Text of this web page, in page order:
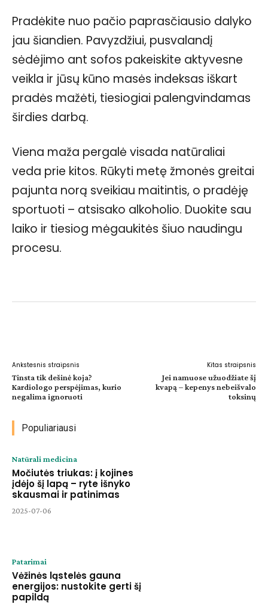
Pradėkite nuo pačio paprasčiausio dalyko
jau šiandien. Pavyzdžiui, pusvalandį
sėdėjimo ant sofos pakeiskite aktyvesne
veikla ir jūsų kūno masės indeksas iškart
pradės mažėti, tiesiogiai palengvindamas
širdies darbą.
Viena maža pergalė visada natūraliai
veda prie kitos. Rūkyti metę žmonės greitai
pajunta norą sveikiau maitintis, o pradėję
sportuoti – atsisako alkoholio. Duokite sau
laiko ir tiesiog mėgaukitės šiuo naudingu
procesu.
Ankstesnis straipsnis
Tinsta tik dešinė koja?
Kardiologo perspėjimas, kurio
negalima ignoruoti
Kitas straipsnis
Jei namuose užuodžiate šį
kvapą – kepenys nebeišvalo
toksinų
Populiariausi
Natūrali medicina
Močiutės triukas: į kojines
įdėjo šį lapą – ryte išnyko
skausmai ir patinimas
2025-07-06
Patarimai
Vėžinės ląstelės gauna
energijos: nustokite gerti šį
papildą